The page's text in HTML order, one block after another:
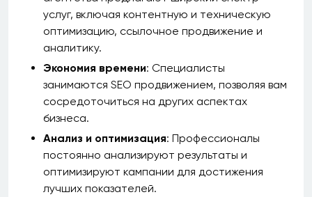
услуг, включая контентную и техническую
оптимизацию, ссылочное продвижение и
аналитику.
Экономия времени: Специалисты
занимаются SEO продвижением, позволяя вам
сосредоточиться на других аспектах
бизнеса.
Анализ и оптимизация: Профессионалы
постоянно анализируют результаты и
оптимизируют кампании для достижения
лучших показателей.